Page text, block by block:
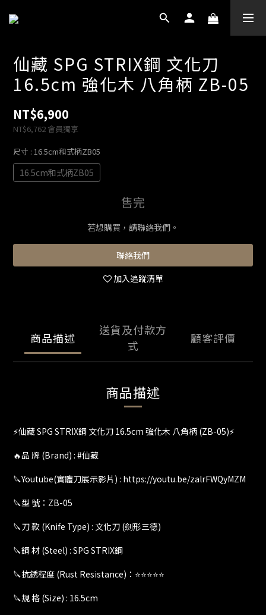
仙藏 SPG STRIX鋼 文化刀
16.5cm 強化木 八角柄 ZB-05
NT$6,900
NT$6,762 會員獨享
尺寸 : 16.5cm和式柄ZB05
16.5cm和式柄ZB05
售完
若想購買，請聯絡我們。
聯絡我們
加入追蹤清單
商品描述
送貨及付款方
式
顧客評價
商品描述
⚡️仙藏 SPG STRIX鋼 文化刀 16.5cm 強化木 八角柄 (ZB-05)⚡
🔥品 牌 (Brand) : #仙藏
🔪Youtube(實體刀展示影片) : https://youtu.be/zalrFWQyMZM
🔪型 號：ZB-05
🔪刀 款 (Knife Type) : 文化刀 (劍形三德)
🔪鋼 材 (Steel) : SPG STRIX鋼
🔪抗銹程度 (Rust Resistance)：⭐⭐⭐⭐⭐
🔪規 格 (Size) : 16.5cm